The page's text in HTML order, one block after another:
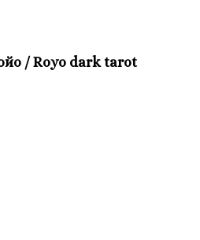
/ Royo dark tarot